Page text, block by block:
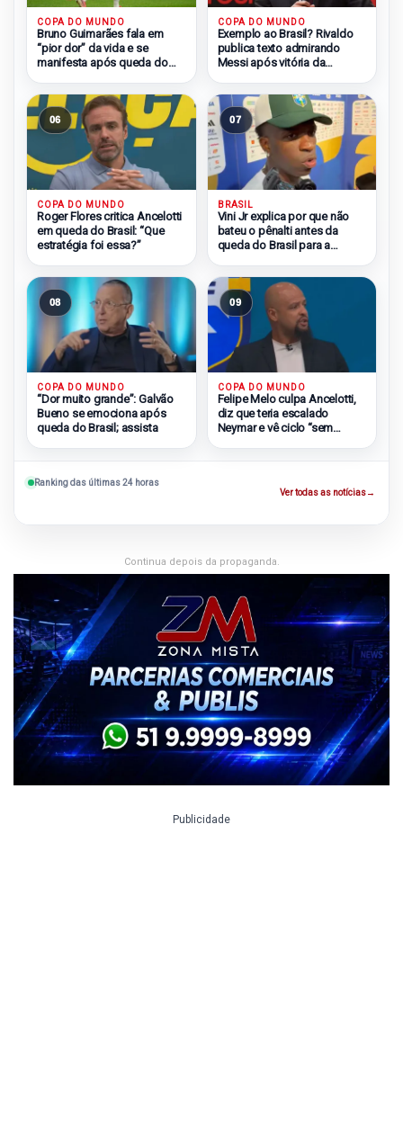
COPA DO MUNDO
Bruno Guimarães fala em
“pior dor” da vida e se
manifesta após queda do
COPA DO MUNDO
Exemplo ao Brasil? Rivaldo
publica texto admirando
Messi após vitória da
06
COPA DO MUNDO
Roger Flores critica Ancelotti
em queda do Brasil: “Que
estratégia foi essa?”
07
BRASIL
Vini Jr explica por que não
bateu o pênalti antes da
queda do Brasil para a
08
COPA DO MUNDO
“Dor muito grande”: Galvão
Bueno se emociona após
queda do Brasil; assista
09
COPA DO MUNDO
Felipe Melo culpa Ancelotti,
diz que teria escalado
Neymar e vê ciclo “sem
Ranking das últimas 24 horas
Ver todas as notícias→
Continua depois da propaganda.
Publicidade